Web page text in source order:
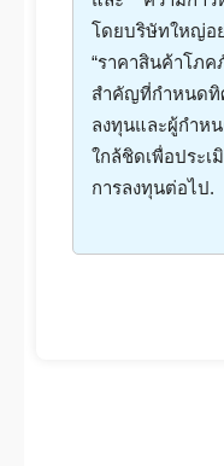
โดยบริษัทใหญ่
“ราคาสินค้าโ
สำคัญที่กำหนดทิ
ลงทุนและผู้กำห
ใกล้ชิดเพื่อประเ
การลงทุนต่อไป.